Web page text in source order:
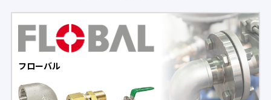
フローバル